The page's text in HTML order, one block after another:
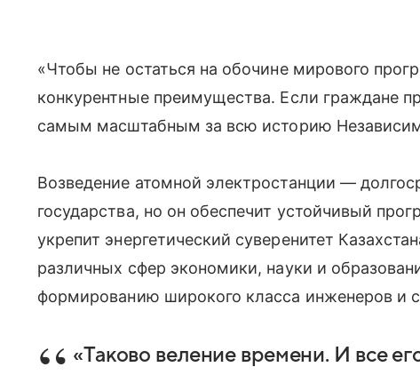
«Чтобы не остаться на обочине мирового
конкурентные преимущества. Если граждане
самым масштабным за всю историю
Возведение атомной электростанции —
государства, но он обеспечит устойчивый
укрепит энергетический суверенитет
различных сфер экономики, науки и
формированию широкого класса инженеров и
«Таково веление времени. И все